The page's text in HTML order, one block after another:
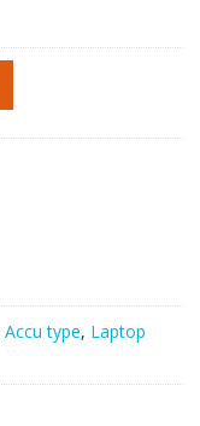
Accu type, Laptop